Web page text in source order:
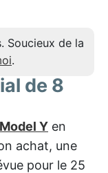
Soucieux de la
.
de 8
Y en
achat, une
pour le 25